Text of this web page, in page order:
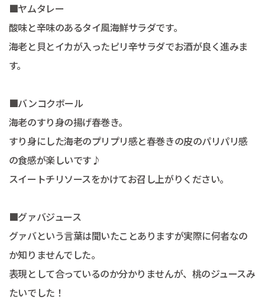
■ヤムタレー
酸味と辛味のあるタイ風海鮮サラダです。
海老と貝とイカが入ったピリ辛サラダでお酒が良く進みま
す。
■バンコクボール
海老のすり身の揚げ春巻き。
すり身にした海老のプリプリ感と春巻きの皮のパリパリ感
の食感が楽しいです♪
スイートチリソースをかけてお召し上がりください。
■グァバジュース
グァバという言葉は聞いたことありますが実際に何者なの
か知りませんでした。
表現として合っているのか分かりませんが、桃のジュースみ
たいでした！